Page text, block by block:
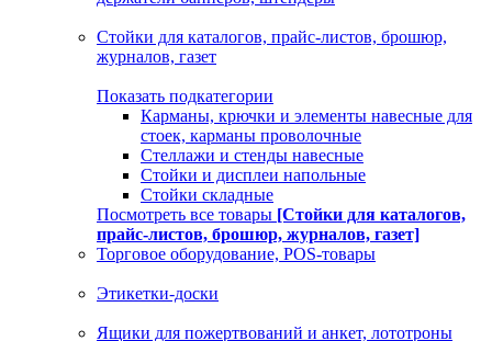
Стойки для каталогов, прайс-листов, брошюр,
журналов, газет
Показать подкатегории
Карманы, крючки и элементы навесные для
стоек, карманы проволочные
Стеллажи и стенды навесные
Стойки и дисплеи напольные
Стойки складные
Посмотреть все товары [Стойки для каталогов,
прайс-листов, брошюр, журналов, газет]
Торговое оборудование, POS-товары
Этикетки-доски
Ящики для пожертвований и анкет, лототроны